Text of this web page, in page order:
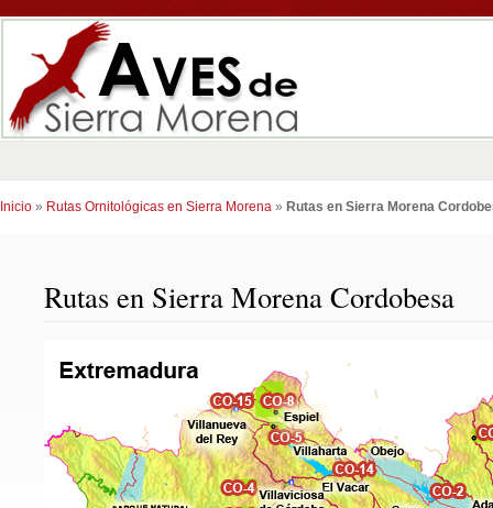
Inicio » Rutas Ornitológicas en Sierra Morena » Rutas en Sierra Morena
Rutas en Sierra Morena Cordobesa